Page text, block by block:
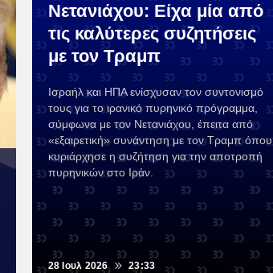
Νετανιάχου: Είχα μία από
τις καλύτερες συζητήσεις
με τον Τραμπ
Ισραήλ και ΗΠΑ ενίσχυσαν τον συντονισμό
τους για το ιρανικό πυρηνικό πρόγραμμα,
σύμφωνα με τον Νετανιάχου, έπειτα από
«εξαιρετική» συνάντηση με τον Τραμπ όπου
κυριάρχησε η συζήτηση για την αποτροπή
πυρηνικών στο Ιράν.
28 Ιουλ 2026 23:33